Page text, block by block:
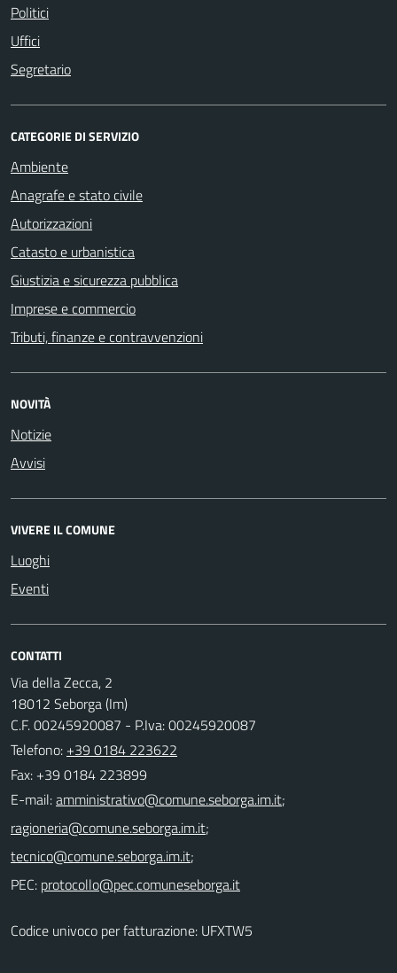
Politici
Uffici
Segretario
CATEGORIE DI SERVIZIO
Ambiente
Anagrafe e stato civile
Autorizzazioni
Catasto e urbanistica
Giustizia e sicurezza pubblica
Imprese e commercio
Tributi, finanze e contravvenzioni
NOVITÀ
Notizie
Avvisi
VIVERE IL COMUNE
Luoghi
Eventi
CONTATTI
Via della Zecca, 2
18012 Seborga (Im)
C.F. 00245920087 - P.Iva: 00245920087
Telefono: +39 0184 223622
Fax: +39 0184 223899
E-mail:
;
;
;
PEC:
Codice univoco per fatturazione: UFXTW5